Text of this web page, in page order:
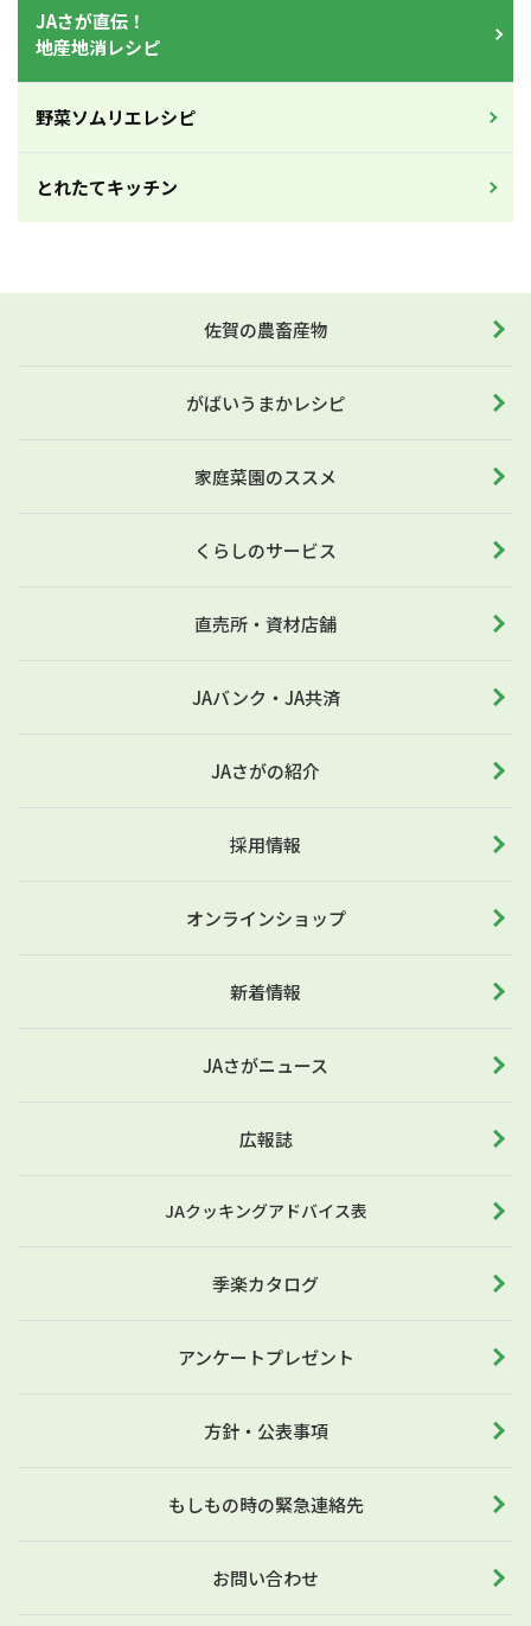
JAさが直伝！
地産地消レシピ
野菜ソムリエレシピ
とれたてキッチン
佐賀の農畜産物
がばいうまかレシピ
家庭菜園のススメ
くらしのサービス
直売所・資材店舗
JAバンク・JA共済
JAさがの紹介
採用情報
オンラインショップ
新着情報
JAさがニュース
広報誌
JAクッキングアドバイス表
季楽カタログ
アンケートプレゼント
方針・公表事項
もしもの時の緊急連絡先
お問い合わせ